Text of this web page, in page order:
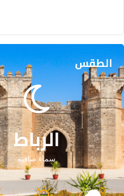
الطقس
الرباط
سماء صافية